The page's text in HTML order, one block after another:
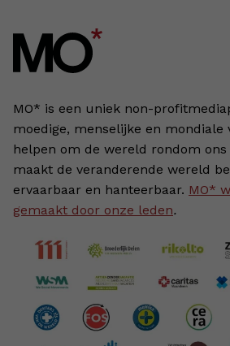
MO* is een uniek non-
moedige, menselijke en mondiale
helpen om de wereld rondom
maakt de veranderende wereld
ervaarbaar en hanteerbaar. MO*
gemaakt door onze leden.